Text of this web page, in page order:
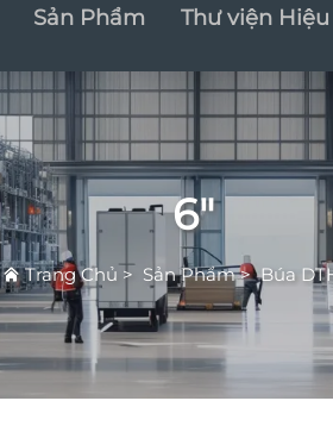
Sản Phẩm Thư viện
6"
Trang Chủ > Sản Phẩm>Búa